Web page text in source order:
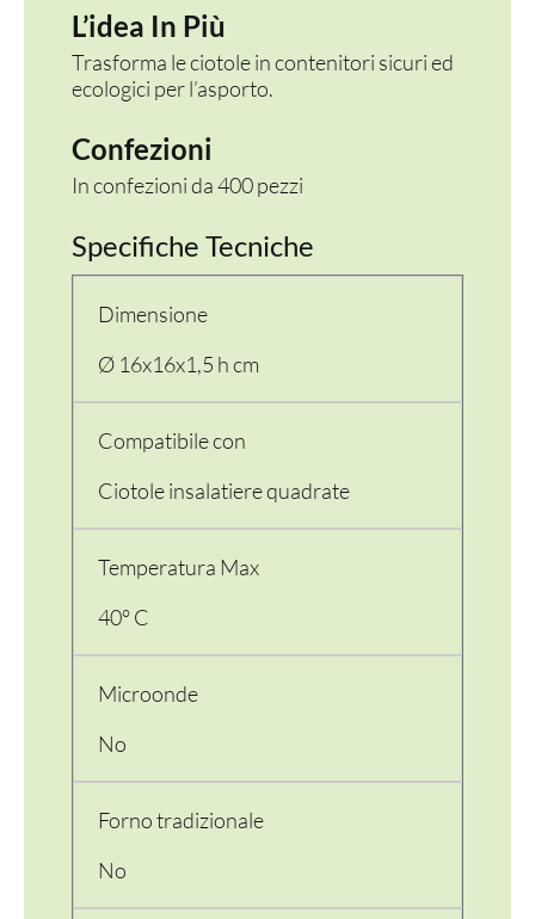
L’idea In Più
Trasforma le ciotole in contenitori sicuri ed
ecologici per l’asporto.
Confezioni
In confezioni da 400 pezzi
Specifiche Tecniche
Dimensione
Ø 16x16x1,5 h cm
Compatibile con
Ciotole insalatiere quadrate
Temperatura Max
40° C
Microonde
No
Forno tradizionale
No